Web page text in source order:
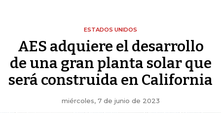
ESTADOS UNIDOS
AES adquiere el desarrollo
de una gran planta solar que
será construida en California
miércoles, 7 de junio de 2023